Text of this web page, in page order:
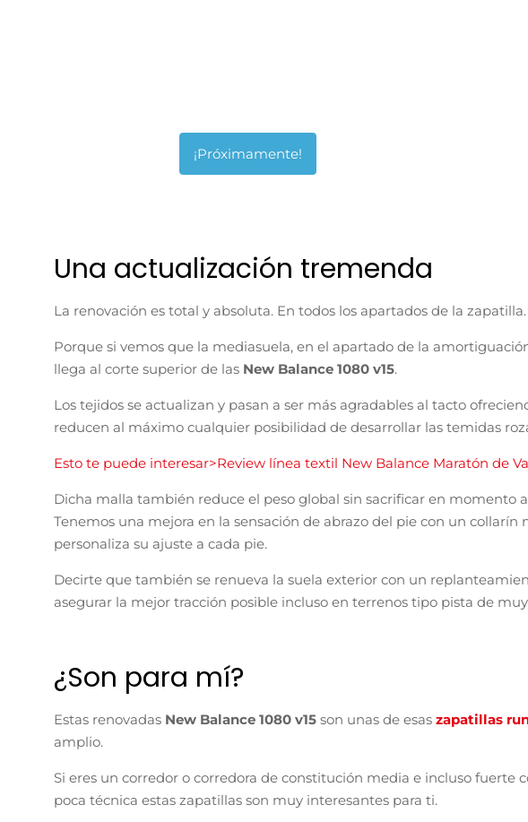
Una actualización tremenda
La renovación es total y absoluta. En todos los apartados de la zapatilla.
Porque si vemos que la mediasuela, en el apartado de la
llega al corte superior de las New Balance 1080 v15.
Los tejidos se actualizan y pasan a ser más agradables al tacto
reducen al máximo cualquier posibilidad de desarrollar las temidas
Esto te puede interesar>Review línea textil New Balance Maratón de
Dicha malla también reduce el peso global sin sacrificar en momento
Tenemos una mejora en la sensación de abrazo del pie con un
personaliza su ajuste a cada pie.
Decirte que también se renueva la suela exterior con un
asegurar la mejor tracción posible incluso en terrenos tipo pista de
¿Son para mí?
Estas renovadas New Balance 1080 v15 son unas de esas zapatillas
amplio.
Si eres un corredor o corredora de constitución media e incluso fuerte
poca técnica estas zapatillas son muy interesantes para ti.